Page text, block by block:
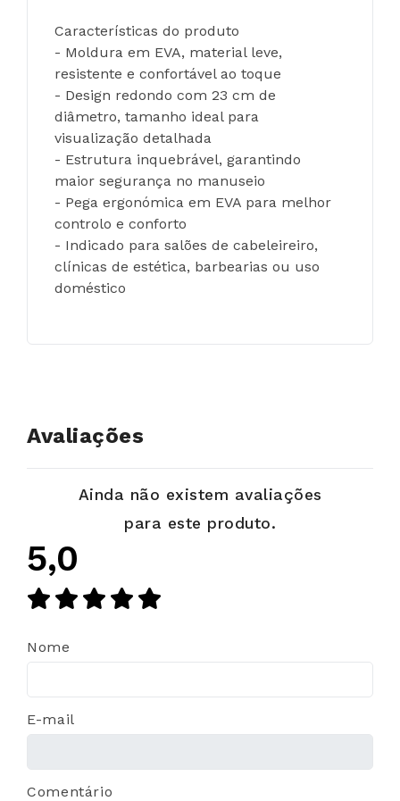
Características do produto
- Moldura em EVA, material leve,
resistente e confortável ao toque
- Design redondo com 23 cm de
diâmetro, tamanho ideal para
visualização detalhada
- Estrutura inquebrável, garantindo
maior segurança no manuseio
- Pega ergonómica em EVA para melhor
controlo e conforto
- Indicado para salões de cabeleireiro,
clínicas de estética, barbearias ou uso
doméstico
Avaliações
Ainda não existem avaliações
para este produto.
5,0
Nome
E-mail
Comentário